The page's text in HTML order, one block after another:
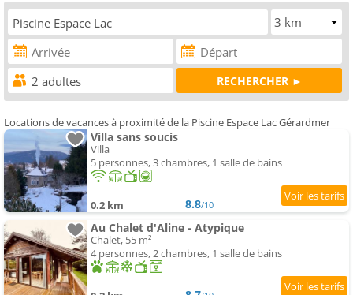
Locations de vacances à proximité de la Piscine Espace Lac Gérardmer
Villa sans soucis
Villa
5 personnes, 3 chambres, 1 salle de bains
0.2 km 8.8/10
Au Chalet d'Aline - Atypique
Chalet, 55 m²
4 personnes, 2 chambres, 1 salle de bains